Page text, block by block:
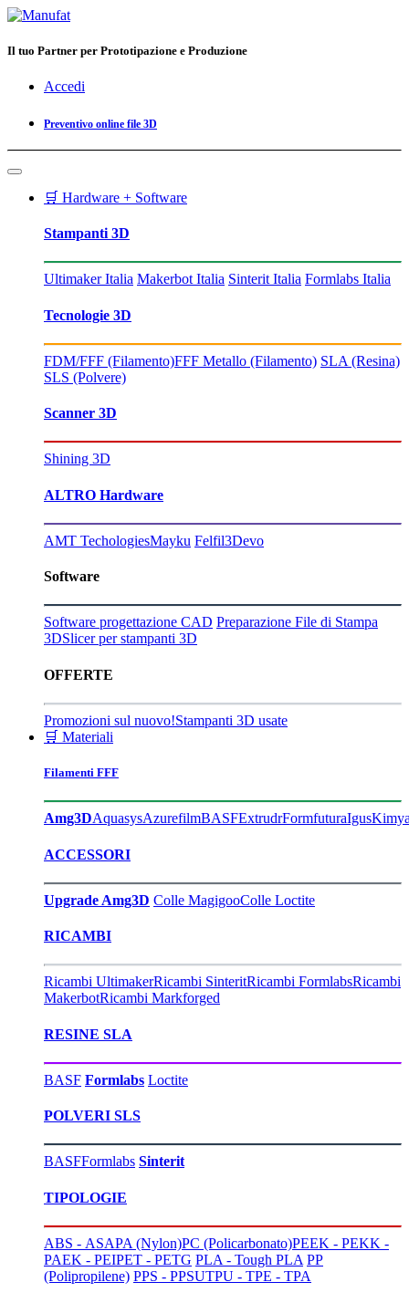
Il tuo Partner per Prototipazione e Produzione
Accedi
Preventivo online file 3D
🛒 Hardware + Software
Stampanti 3D
Ultimaker Italia Makerbot Italia Sinterit Italia Formlabs Italia
Tecnologie 3D
FDM/FFF (Filamento)FFF Metallo (Filamento) SLA (Resina)
SLS (Polvere)
Scanner 3D
Shining 3D
ALTRO Hardware
AMT TechologiesMayku Felfil3Devo
Software
Software progettazione CAD Preparazione File di Stampa
3DSlicer per stampanti 3D
OFFERTE
Promozioni sul nuovo!Stampanti 3D usate
🛒 Materiali
Filamenti FFF
Amg3DAquasysAzurefilmBASFExtrudrFormfuturaIgus
ACCESSORI
Upgrade Amg3D Colle MagigooColle Loctite
RICAMBI
Ricambi UltimakerRicambi SinteritRicambi FormlabsRicambi
MakerbotRicambi Markforged
RESINE SLA
BASF Formlabs Loctite
POLVERI SLS
BASFFormlabs Sinterit
TIPOLOGIE
ABS - ASAPA (Nylon)PC (Policarbonato)PEEK - PEKK -
PAEK - PEIPET - PETG PLA - Tough PLA PP
(Polipropilene) PPS - PPSUTPU - TPE - TPA